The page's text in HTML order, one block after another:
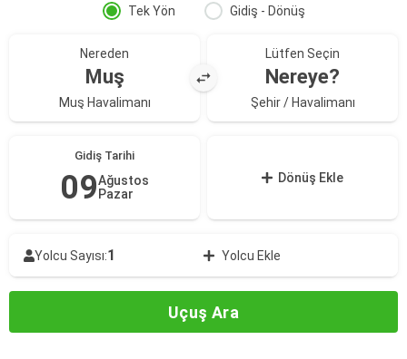
Tek Yön Gidiş - Dönüş
Nereden
Muş
Muş Havalimanı
Lütfen Seçin
Nereye?
Şehir / Havalimanı
Gidiş Tarihi
09Ağustos
Pazar
Dönüş Ekle
Yolcu Sayısı:1 Yolcu Ekle
Uçuş Ara